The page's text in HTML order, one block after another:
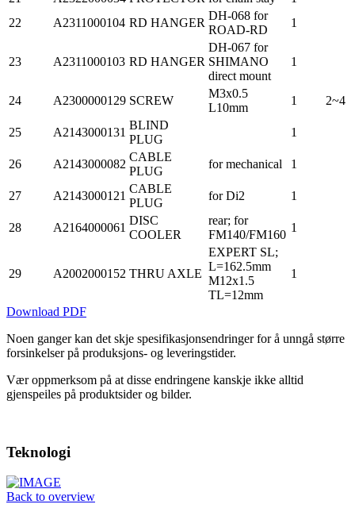
22
A2311000104 RD HANGER
DH-068 for
ROAD-RD
1
23 A2311000103 RD HANGER
DH-067 for
SHIMANO
direct mount
1
24 A2300000129 SCREW
M3x0.5
L10mm
1 2~4
25 A2143000131
BLIND
PLUG
1
26 A2143000082
CABLE
PLUG
for mechanical 1
27 A2143000121
CABLE
PLUG
for Di2 1
28 A2164000061
DISC
COOLER
rear; for
FM140/FM160
1
29 A2002000152 THRU AXLE
EXPERT SL;
L=162.5mm
M12x1.5
TL=12mm
1
Download PDF
Noen ganger kan det skje spesifikasjonsendringer for å unngå større
forsinkelser på produksjons- og leveringstider.
Vær oppmerksom på at disse endringene kanskje ikke alltid
gjenspeiles på produktsider og bilder.
Teknologi
Back to overview